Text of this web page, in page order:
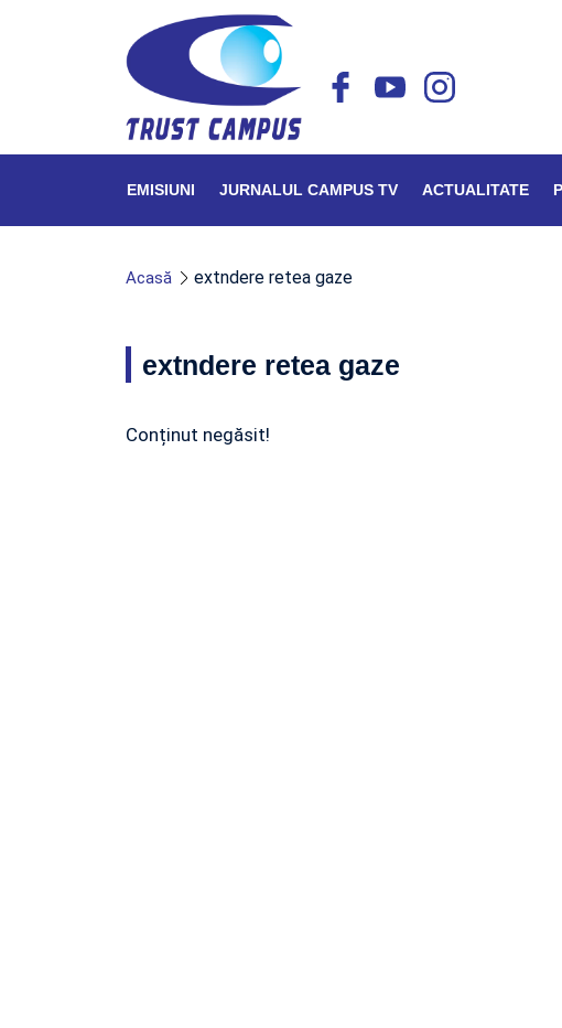
EMISIUNI JURNALUL CAMPUS TV ACTUALITATE
Acasă extndere retea gaze
extndere retea gaze
Conținut negăsit!